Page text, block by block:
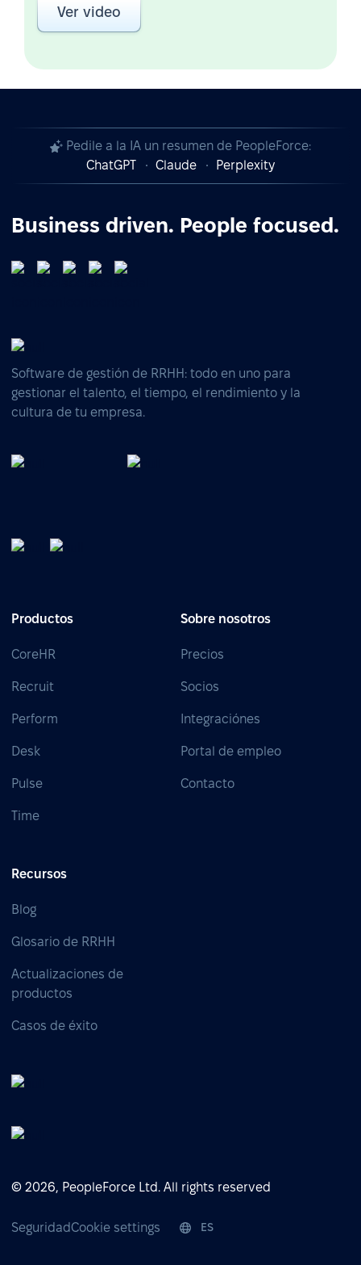
Ver video
Pedile a la IA un resumen de PeopleForce:
ChatGPT
Claude Perplexity
Business driven. People focused.
Software de gestión de RRHH: todo en uno para
gestionar el talento, el tiempo, el rendimiento y la
cultura de tu empresa.
Productos
CoreHR
Recruit
Perform
Desk
Pulse
Time
Sobre nosotros
Precios
Socios
Integraciónes
Portal de empleo
Contacto
Recursos
Blog
Glosario de RRHH
Actualizaciones de
productos
Casos de éxito
© 2026, PeopleForce Ltd. All rights reserved
SeguridadCookie settings ES